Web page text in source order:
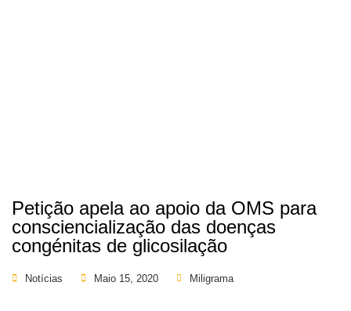
Petição apela ao apoio da OMS para
consciencialização das doenças
congénitas de glicosilação
Notícias Maio 15, 2020 Miligrama